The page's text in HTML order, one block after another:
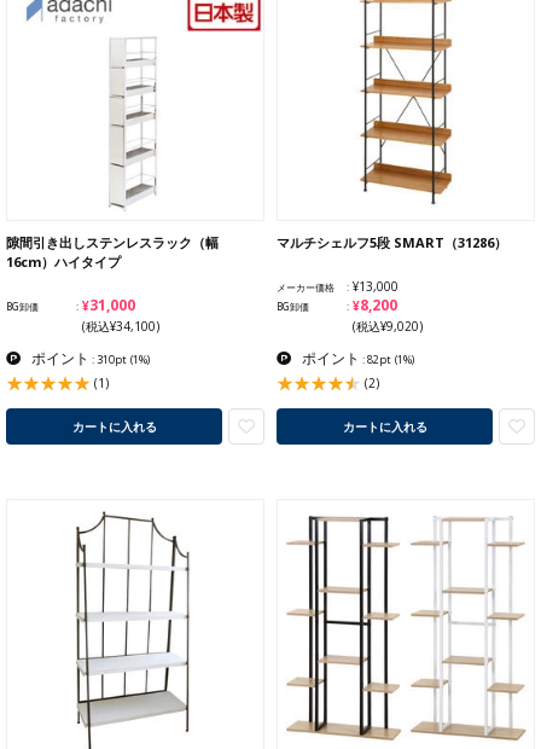
隙間引き出しステンレスラック（幅
16cm）ハイタイプ
BG卸価 ¥31,000
(税込¥34,100)
ポイント : 310pt (1%)
(1)
カートに入れる
マルチシェルフ5段 SMART（31286）
メーカー価格 ¥13,000
BG卸価 ¥8,200
(税込¥9,020)
ポイント : 82pt (1%)
(2)
カートに入れる